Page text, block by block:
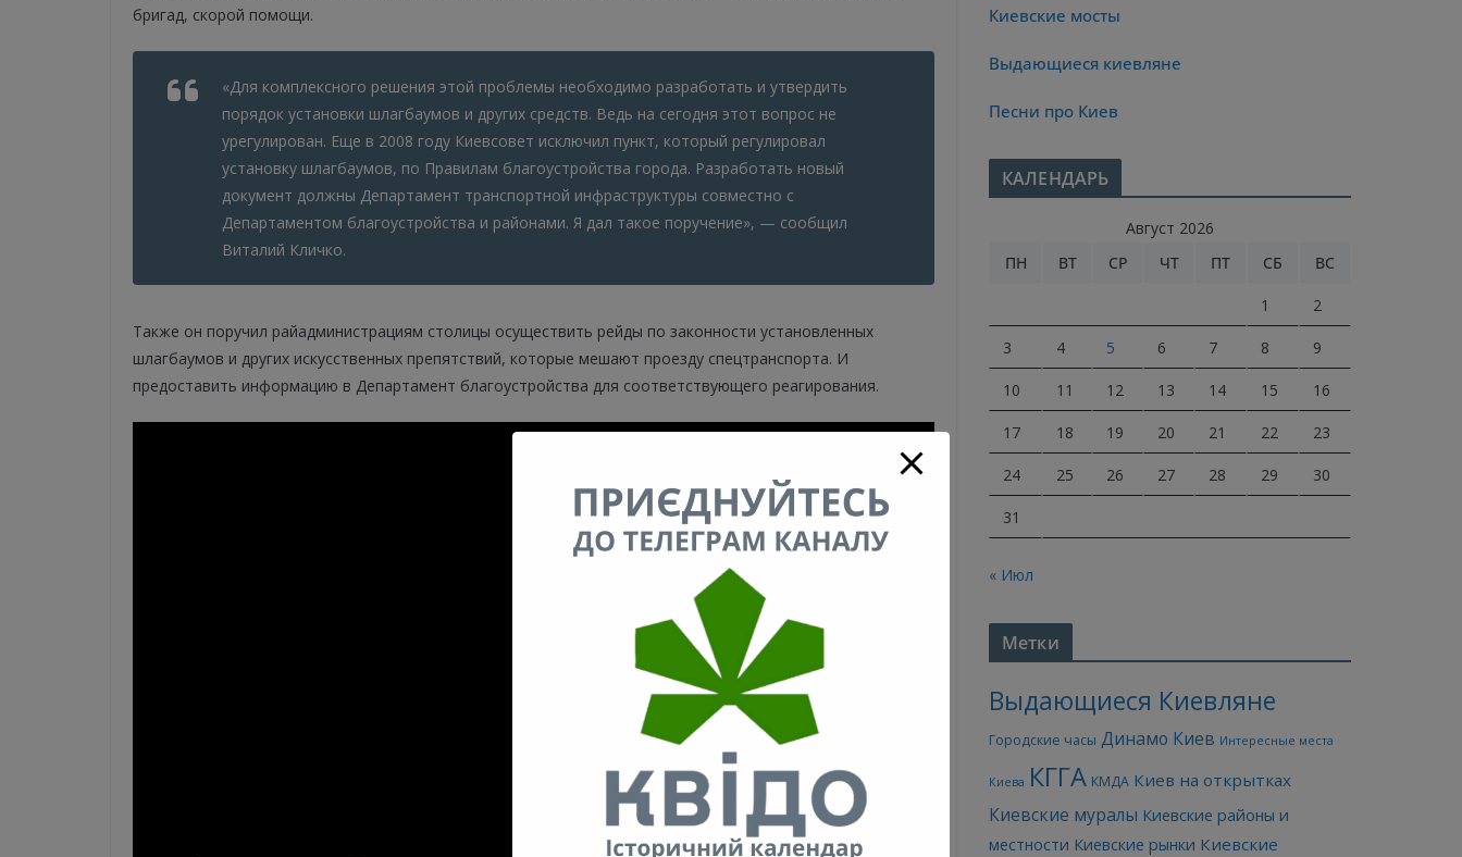
бригад, скорой помощи.
«Для комплексного решения этой проблемы необходимо разработать и утвердить
порядок установки шлагбаумов и других средств. Ведь на сегодня этот вопрос не
урегулирован. Еще в 2008 году Киевсовет исключил пункт, который регулировал
установку шлагбаумов, по Правилам благоустройства города. Разработать новый
документ должны Департамент транспортной инфраструктуры совместно с
Департаментом благоустройства и районами. Я дал такое поручение», — сообщил
Виталий Кличко.
Также он поручил райадминистрациям столицы осуществить рейды по законности установленных
шлагбаумов и других искусственных препятствий, которые мешают проезду спецтранспорта. И
предоставить информацию в Департамент благоустройства для соответствующего реагирования.
Киевские мосты
Выдающиеся киевляне
Песни про Киев
КАЛЕНДАРЬ
Август 2026
ПН
ВТ СР ЧТ ПТ СБ ВС
1 2
3 4 5 6 7 8 9
10 11 12 13 14 15 16
17 18 19 20 21 22 23
24 25 26 27 28 29 30
31
« Июл
Метки
Выдающиеся Киевляне
Городские часы Динамо Киев Интересные места
Киева КГГА КМДА Киев на открытках
Киевские муралы Киевские районы и
местности Киевские рынки Киевские